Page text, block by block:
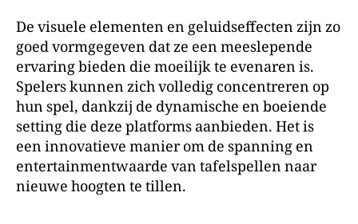
De visuele elementen en geluidseffecten zijn zo
goed vormgegeven dat ze een meeslepende
ervaring bieden die moeilijk te evenaren is.
Spelers kunnen zich volledig concentreren op
hun spel, dankzij de dynamische en boeiende
setting die deze platforms aanbieden. Het is
een innovatieve manier om de spanning en
entertainmentwaarde van tafelspellen naar
nieuwe hoogten te tillen.